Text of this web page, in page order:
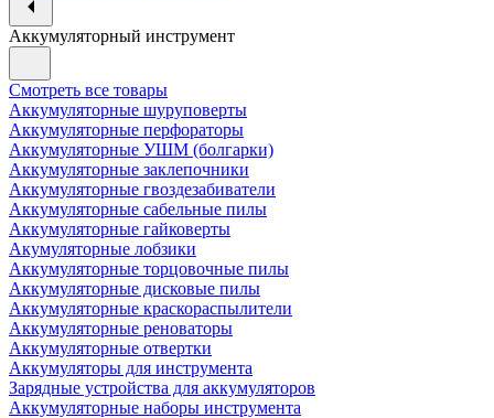
Аккумуляторный инструмент
Смотреть все товары
Аккумуляторные шуруповерты
Аккумуляторные перфораторы
Аккумуляторные УШМ (болгарки)
Аккумуляторные заклепочники
Аккумуляторные гвоздезабиватели
Аккумуляторные сабельные пилы
Аккумуляторные гайковерты
Акумуляторные лобзики
Аккумуляторные торцовочные пилы
Аккумуляторные дисковые пилы
Аккумуляторные краскораспылители
Аккумуляторные реноваторы
Аккумуляторные отвертки
Аккумуляторы для инструмента
Зарядные устройства для аккумуляторов
Аккумуляторные наборы инструмента